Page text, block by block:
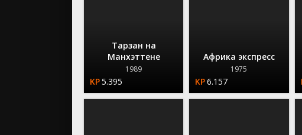
Тарзан на
Манхэттене
1989
5.395
Африка экспресс
1975
6.157